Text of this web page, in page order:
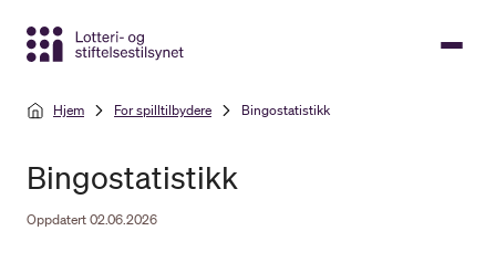
Hjem For spilltilbydere Bingostatistikk
Bingostatistikk
Oppdatert 02.06.2026